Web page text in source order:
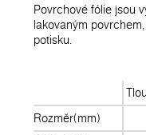
Povrchové fólie jsou
lakovaným
potisku.
Rozměr(mm)